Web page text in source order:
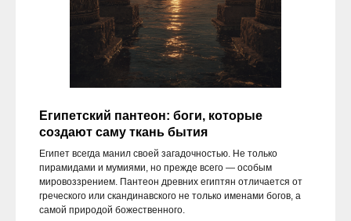
Египетский пантеон: боги, которые
создают саму ткань бытия
Египет всегда манил своей загадочностью. Не только
пирамидами и мумиями, но прежде всего — особым
мировоззрением. Пантеон древних египтян отличается от
греческого или скандинавского не только именами богов, а
самой природой божественного.